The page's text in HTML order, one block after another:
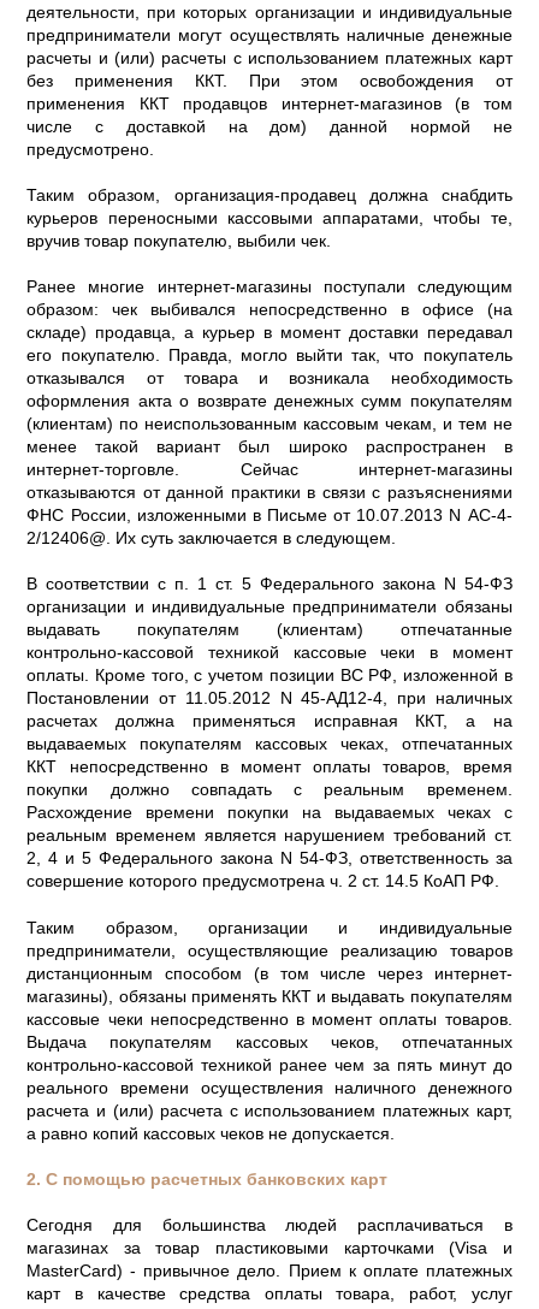
деятельности, при которых организации и индивидуальные
предприниматели могут осуществлять наличные денежные
расчеты и (или) расчеты с использованием платежных карт
без применения ККТ. При этом освобождения от
применения ККТ продавцов интернет-магазинов (в том
числе с доставкой на дом) данной нормой не
предусмотрено.
Таким образом, организация-продавец должна снабдить
курьеров переносными кассовыми аппаратами, чтобы те,
вручив товар покупателю, выбили чек.
Ранее многие интернет-магазины поступали следующим
образом: чек выбивался непосредственно в офисе (на
складе) продавца, а курьер в момент доставки передавал
его покупателю. Правда, могло выйти так, что покупатель
отказывался от товара и возникала необходимость
оформления акта о возврате денежных сумм покупателям
(клиентам) по неиспользованным кассовым чекам, и тем не
менее такой вариант был широко распространен в
интернет-торговле. Сейчас интернет-магазины
отказываются от данной практики в связи с разъяснениями
ФНС России, изложенными в Письме от 10.07.2013 N АС-4-
2/12406@. Их суть заключается в следующем.
В соответствии с п. 1 ст. 5 Федерального закона N 54-ФЗ
организации и индивидуальные предприниматели обязаны
выдавать покупателям (клиентам) отпечатанные
контрольно-кассовой техникой кассовые чеки в момент
оплаты. Кроме того, с учетом позиции ВС РФ, изложенной в
Постановлении от 11.05.2012 N 45-АД12-4, при наличных
расчетах должна применяться исправная ККТ, а на
выдаваемых покупателям кассовых чеках, отпечатанных
ККТ непосредственно в момент оплаты товаров, время
покупки должно совпадать с реальным временем.
Расхождение времени покупки на выдаваемых чеках с
реальным временем является нарушением требований ст.
2, 4 и 5 Федерального закона N 54-ФЗ, ответственность за
совершение которого предусмотрена ч. 2 ст. 14.5 КоАП РФ.
Таким образом, организации и индивидуальные
предприниматели, осуществляющие реализацию товаров
дистанционным способом (в том числе через интернет-
магазины), обязаны применять ККТ и выдавать покупателям
кассовые чеки непосредственно в момент оплаты товаров.
Выдача покупателям кассовых чеков, отпечатанных
контрольно-кассовой техникой ранее чем за пять минут до
реального времени осуществления наличного денежного
расчета и (или) расчета с использованием платежных карт,
а равно копий кассовых чеков не допускается.
2. С помощью расчетных банковских карт
Сегодня для большинства людей расплачиваться в
магазинах за товар пластиковыми карточками (Visa и
MasterCard) - привычное дело. Прием к оплате платежных
карт в качестве средства оплаты товара, работ, услуг